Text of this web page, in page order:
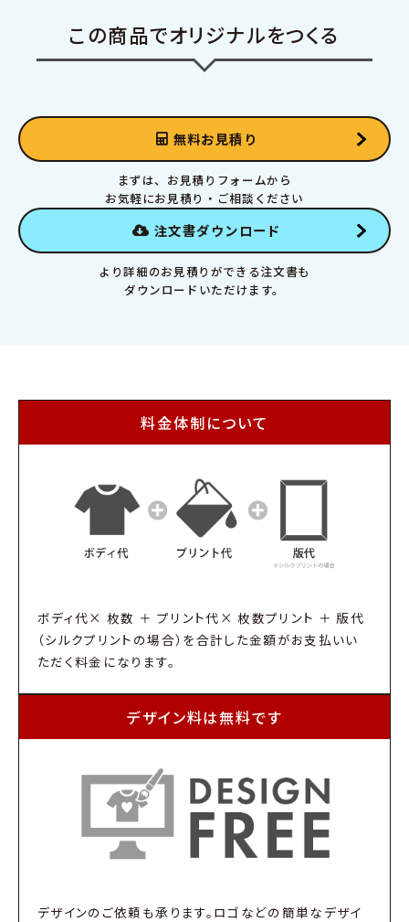
この商品でオリジナルをつくる
無料お見積り
まずは、お見積りフォームから
お気軽にお見積り・ご相談ください
注文書ダウンロード
より詳細のお見積りができる注文書も
ダウンロードいただけます。
料金体制について
ボディ代× 枚数 ＋ プリント代× 枚数プリント ＋ 版代
（シルクプリントの場合）を合計した金額がお支払いい
ただく料金になります。
デザイン料は無料です
デザインのご依頼も承ります。ロゴなどの簡単なデザイ